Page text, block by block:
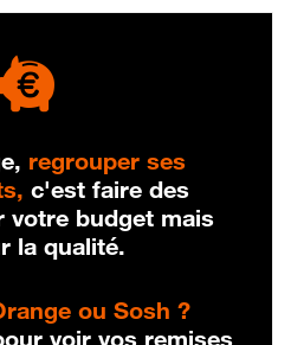
regrouper ses
c'est faire des
votre budget mais
la qualité.
ou Sosh ?